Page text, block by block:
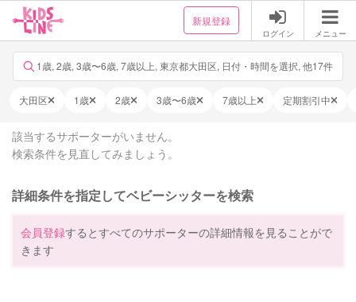
新規登録
ログイン メニュー
1歳, 2歳, 3歳〜6歳, 7歳以上, 東京都大田区, 日付・時間を選択, 他17件
大田区 1歳 2歳 3歳〜6歳 7歳以上 定期割引中
該当するサポーターがいません。
検索条件を見直してみましょう。
詳細条件を指定してベビーシッターを検索
会員登録するとすべてのサポーターの詳細情報を見ることがで
きます